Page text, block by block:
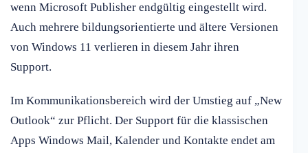
wenn Microsoft Publisher endgültig eingestellt wird.
Auch mehrere bildungsorientierte und ältere Versionen
von Windows 11 verlieren in diesem Jahr ihren
Support.
Im Kommunikationsbereich wird der Umstieg auf „New
Outlook“ zur Pflicht. Der Support für die klassischen
Apps Windows Mail, Kalender und Kontakte endet am